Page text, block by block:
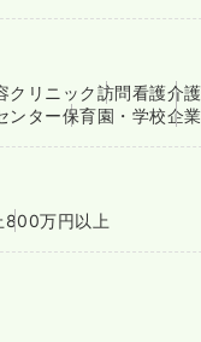
クリニック訪問看護介
ンター保育園・学校企業
800万円以上